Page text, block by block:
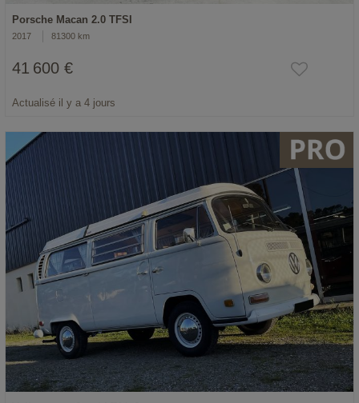
Porsche Macan 2.0 TFSI
2017 81300 km
41 600 €
Actualisé il y a 4 jours